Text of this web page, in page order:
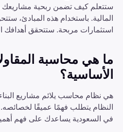
ستتعلم كيف تضمن ربحية مشاريعك
المالية. باستخدام هذه المبادئ،
استثمارات مربحة. ستتحقق أهدافك
ما هي محاسبة
الأساسية؟
هي نظام محاسب يلائم مشاريع البناء
النظام يتطلب فهمًا عميقًا
في السعودية يساعدك على فهم